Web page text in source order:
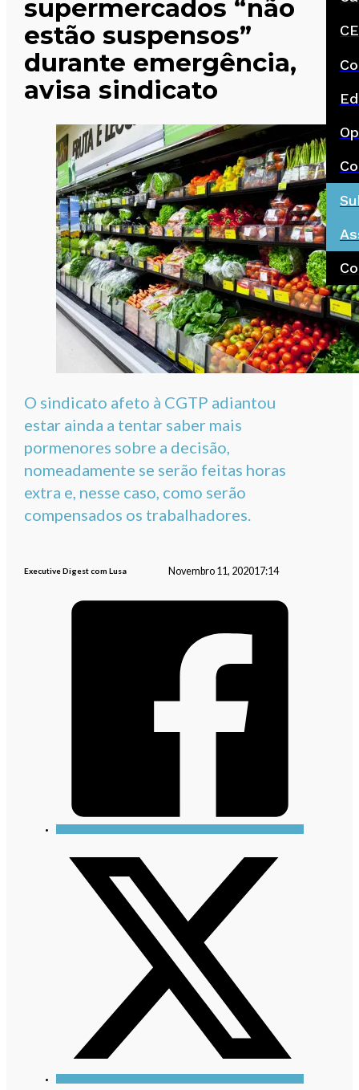
supermercados “não
estão suspensos”
durante emergência,
avisa sindicato
O sindicato afeto à CGTP adiantou
estar ainda a tentar saber mais
pormenores sobre a decisão,
nomeadamente se serão feitas horas
extra e, nesse caso, como serão
compensados os trabalhadores.
Executive Digest com Lusa Novembro 11, 202017:14